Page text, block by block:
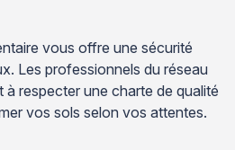
vous offre une sécurité
Les professionnels du réseau
respecter une charte de qualité
vos sols selon vos attentes.